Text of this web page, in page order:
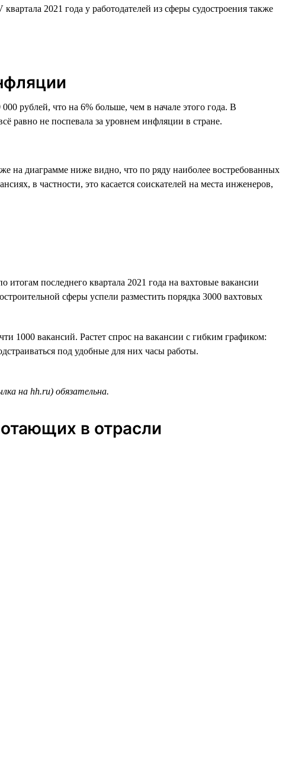
2021 года у работодателей из сферы судостроения также
рублей, что на 6% больше, чем в начале этого года. В
равно не поспевала за уровнем инфляции в стране.
на диаграмме ниже видно, что по ряду наиболее востребованных
в частности, это касается соискателей на места инженеров,
итогам последнего квартала 2021 года на вахтовые вакансии
сферы успели разместить порядка 3000 вахтовых
1000 вакансий. Растет спрос на вакансии с гибким графиком:
под удобные для них часы работы.
на hh.ru) обязательна.
в отрасли